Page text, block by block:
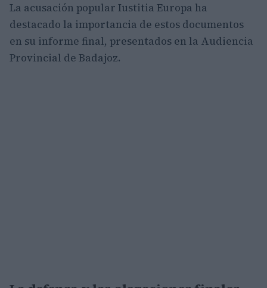
La acusación popular Iustitia Europa ha
destacado la importancia de estos documentos
en su informe final, presentados en la Audiencia
Provincial de Badajoz.